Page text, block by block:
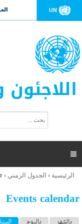
UN
ت
ر
ل
ح
ب

أنت
هنا
الرئيسية › الجدول الزمني ›
Events calendar